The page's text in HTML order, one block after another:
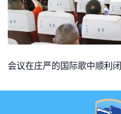
会议在庄严的国际歌中顺利闭